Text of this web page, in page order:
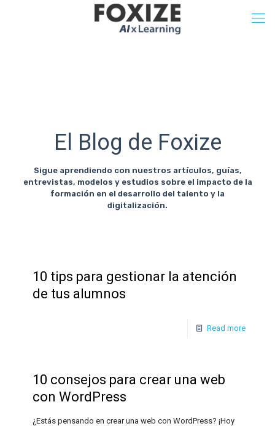
El Blog de Foxize
Sigue aprendiendo con nuestros artículos, guías,
entrevistas, modelos y estudios sobre el impacto de la
formación en el desarrollo del talento y la
digitalización.
10 tips para gestionar la atención
de tus alumnos
Read more
10 consejos para crear una web
con WordPress
¿Estás pensando en crear una web con WordPress? ¡Hoy